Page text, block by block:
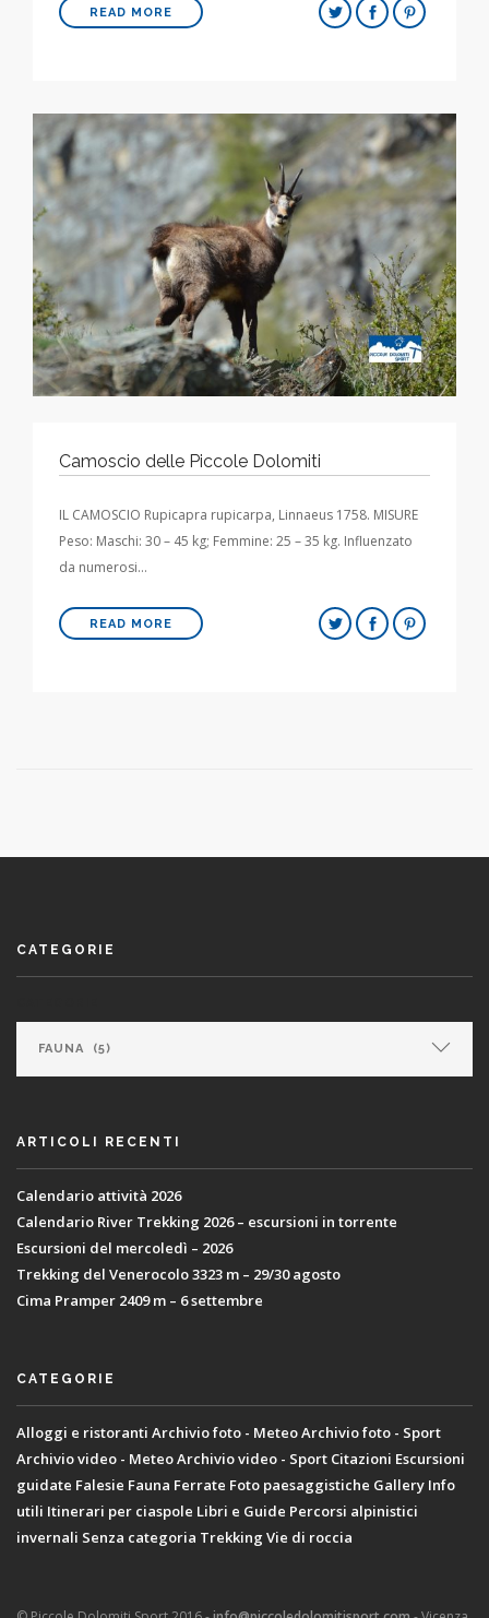
READ MORE
Camoscio delle Piccole Dolomiti
IL CAMOSCIO Rupicapra rupicarpa, Linnaeus 1758. MISURE
Peso: Maschi: 30 – 45 kg; Femmine: 25 – 35 kg. Influenzato
da numerosi…
READ MORE
CATEGORIE
ARTICOLI RECENTI
Calendario attività 2026
Calendario River Trekking 2026 – escursioni in torrente
Escursioni del mercoledì – 2026
Trekking del Venerocolo 3323 m – 29/30 agosto
Cima Pramper 2409 m – 6 settembre
CATEGORIE
Alloggi e ristoranti Archivio foto - MeteoArchivio foto - Sport
Archivio video - MeteoArchivio video - Sport Citazioni Escursioni
guidate Falesie Fauna Ferrate Foto paesaggistiche Gallery Info
utili Itinerari per ciaspole Libri e Guide Percorsi alpinistici
invernali Senza categoria Trekking Vie di roccia